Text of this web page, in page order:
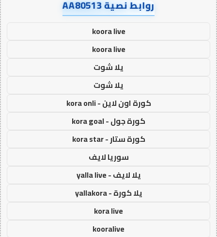
روابط نصية AA80513
koora live
koora live
يلا شوت
يلا شوت
كورة اون لاين - kora onli
كورة جول - kora goal
كورة ستار - kora star
سوريا لايف
يلا لايف - yalla live
يلا كورة - yallakora
kora live
kooralive